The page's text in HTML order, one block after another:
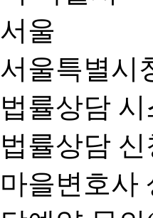
서울특별시
법률상담
법률상담 신
마을변호사